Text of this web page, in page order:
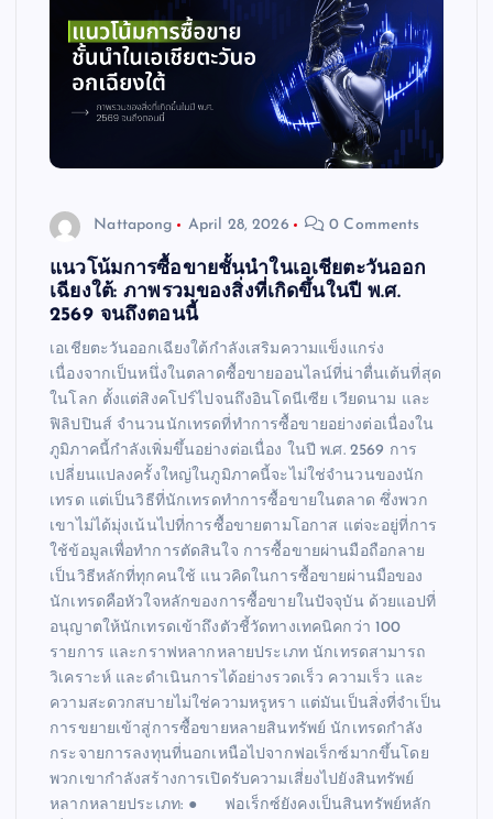
Nattapong April 28, 2026 0 Comments
แนวโน้มการซื้อขายชั้นนำในเอเชียตะวันออก
เฉียงใต้: ภาพรวมของสิ่งที่เกิดขึ้นในปี พ.ศ.
2569 จนถึงตอนนี้
เอเชียตะวันออกเฉียงใต้กำลังเสริมความแข็งแกร่ง
เนื่องจากเป็นหนึ่งในตลาดซื้อขายออนไลน์ที่น่าตื่นเต้นที่สุด
ในโลก ตั้งแต่สิงคโปร์ไปจนถึงอินโดนีเซีย เวียดนาม และ
ฟิลิปปินส์ จำนวนนักเทรดที่ทำการซื้อขายอย่างต่อเนื่องใน
ภูมิภาคนี้กำลังเพิ่มขึ้นอย่างต่อเนื่อง ในปี พ.ศ. 2569 การ
เปลี่ยนแปลงครั้งใหญ่ในภูมิภาคนี้จะไม่ใช่จำนวนของนัก
เทรด แต่เป็นวิธีที่นักเทรดทำการซื้อขายในตลาด ซึ่งพวก
เขาไม่ได้มุ่งเน้นไปที่การซื้อขายตามโอกาส แต่จะอยู่ที่การ
ใช้ข้อมูลเพื่อทำการตัดสินใจ การซื้อขายผ่านมือถือกลาย
เป็นวิธีหลักที่ทุกคนใช้ แนวคิดในการซื้อขายผ่านมือของ
นักเทรดคือหัวใจหลักของการซื้อขายในปัจจุบัน ด้วยแอปที่
อนุญาตให้นักเทรดเข้าถึงตัวชี้วัดทางเทคนิคกว่า 100
รายการ และกราฟหลากหลายประเภท นักเทรดสามารถ
วิเคราะห์ และดำเนินการได้อย่างรวดเร็ว ความเร็ว และ
ความสะดวกสบายไม่ใช่ความหรูหรา แต่มันเป็นสิ่งที่จำเป็น
การขยายเข้าสู่การซื้อขายหลายสินทรัพย์ นักเทรดกำลัง
กระจายการลงทุนที่นอกเหนือไปจากฟอเร็กซ์มากขึ้นโดย
พวกเขากำลังสร้างการเปิดรับความเสี่ยงไปยังสินทรัพย์
หลากหลายประเภท: ● ฟอเร็กซ์ยังคงเป็นสินทรัพย์หลัก